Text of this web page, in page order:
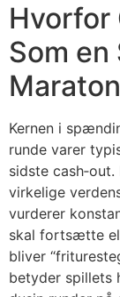
Hvorfor
Som en
Maraton
Kernen i
runde varer
sidste
virkelige
vurderer
skal fortsætte
bliver
betyder spillets